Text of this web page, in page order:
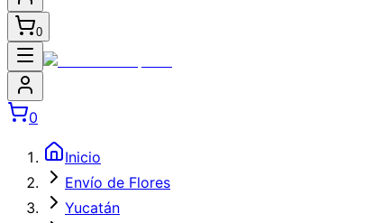
0
0
Inicio
Envío de Flores
Yucatán